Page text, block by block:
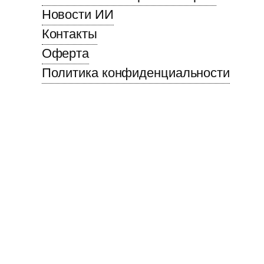
Новости ИИ
Контакты
Оферта
Политика конфиденциальности